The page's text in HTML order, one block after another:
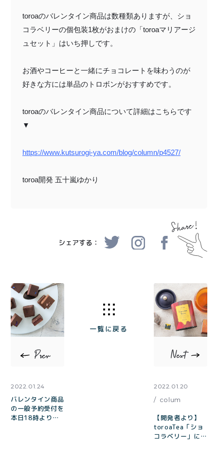
toroaのバレンタイン商品は数種類ありますが、ショ
コラベリーの個包装1枚がおまけの「toroaマリアージ
ュセット」はいち押しです。
お酒やコーヒーと一緒にチョコレートを味わうのが
好きな方には単品のトロボンがおすすめです。
toroaのバレンタイン商品について詳細はこちらです
▼
https://www.kutsurogi-ya.com/blog/column/p4527/
toroa開発 五十嵐ゆかり
シェアする：
2022.01.24
バレンタイン商品
の一般予約受付を
本日18時より開
2022.01.20
colum
【開発者より】
toroaTea「ショ
コラベリー」につ
一覧に戻る